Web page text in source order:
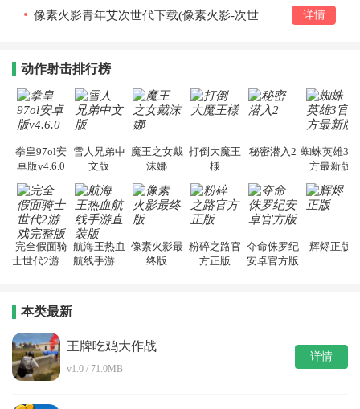
像素火影青年艾次世代下载(像素火影-次世
详情
动作射击排行榜
拳皇97ol安
卓版v4.6.0
雪人兄弟中
文版
魔王之女戴
沫娜
打倒大魔王
様
秘密潜入2 蜘蛛英雄3官
方最新版
完全假面骑
士世代2游戏
航海王热血
航线手游直
像素火影最
终版
粉碎之路官
方正版
夺命侏罗纪
安卓官方版
辉烬正版
本类最新
王牌吃鸡大作战
v1.0 / 71.0MB
详情